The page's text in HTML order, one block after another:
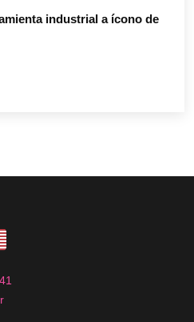
industrial a ícono de